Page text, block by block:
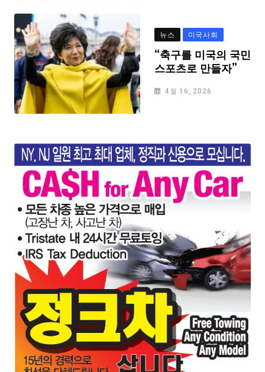
뉴스 미국사회
“축구를 미국의 국민
스포츠로 만들자”
4월 16, 2026